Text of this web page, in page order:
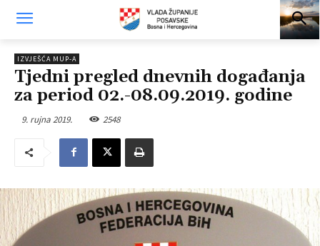
IZVJEŠĆA MUP-A
Tjedni pregled dnevnih događanja
za period 02.-08.09.2019. godine
9. rujna 2019. 2548